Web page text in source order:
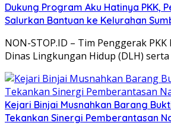
Dukung Program Aku Hatinya PKK,
Salurkan Bantuan ke Kelurahan
NON-STOP.ID – Tim Penggerak
Dinas Lingkungan Hidup (DLH)
Kejari Binjai Musnahkan Barang
Tekankan Sinergi Pemberantasan